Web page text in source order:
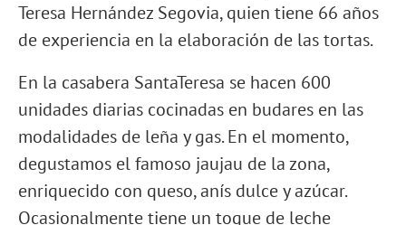
Teresa Hernández Segovia, quien tiene 66 años
de experiencia en la elaboración de las tortas.
En la casabera SantaTeresa se hacen 600
unidades diarias cocinadas en budares en las
modalidades de leña y gas. En el momento,
degustamos el famoso jaujau de la zona,
enriquecido con queso, anís dulce y azúcar.
Ocasionalmente tiene un toque de leche